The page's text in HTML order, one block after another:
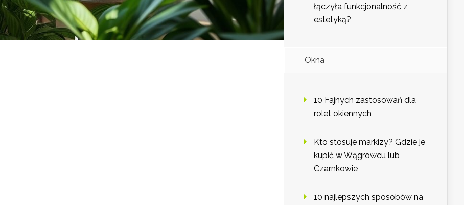
łączyła funkcjonalność z
estetyką?
Okna
10 Fajnych zastosowań dla
rolet okiennych
Kto stosuje markizy? Gdzie je
kupić w Wągrowcu lub
Czarnkowie
10 najlepszych sposobów na